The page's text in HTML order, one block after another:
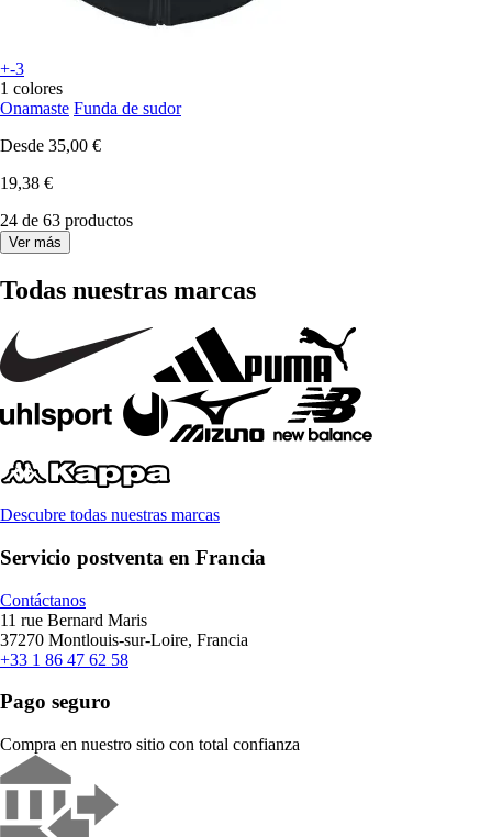
+-3
1 colores
Onamaste Funda de sudor
Desde 35,00 €
19,38 €
24 de 63 productos
Ver más
Todas nuestras marcas
Descubre todas nuestras marcas
Servicio postventa en Francia
Contáctanos
11 rue Bernard Maris
37270 Montlouis-sur-Loire, Francia
+33 1 86 47 62 58
Pago seguro
Compra en nuestro sitio con total confianza